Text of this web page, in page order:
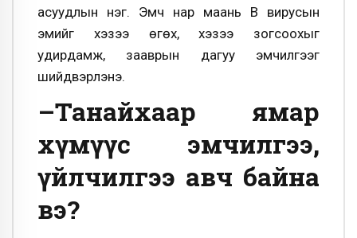
асуудлын нэг. Эмч нар маань В вирусын
эмийг хэзээ өгөх, хэзээ зогсоохыг
удирдамж, зааврын дагуу эмчилгээг
шийдвэрлэнэ.
–Танайхаар ямар
хүмүүс эмчилгээ,
үйлчилгээ авч байна
вэ?